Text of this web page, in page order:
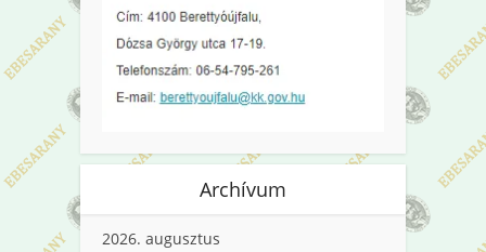
Archívum
2026. augusztus